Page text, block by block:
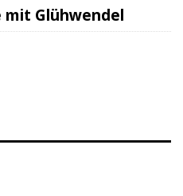
mit Glühwendel